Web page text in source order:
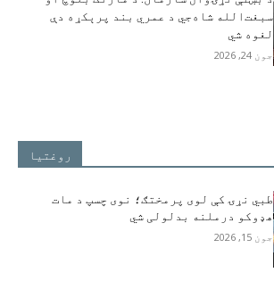
سبغت‌الله شاه‌جي د عمري بند پرېکړه دې
لغوه شي
جون 24, 2026
روغتیا
طبي نړۍ کې لوی پرمختګ؛ نوی چسپ د مات
هډوکو درملنه بدلولی شي
جون 15, 2026